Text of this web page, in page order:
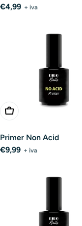
Prezzo
€4,99 + iva
Aggiungi Al Carrello
Primer Non Acid
Prezzo
€9,99 + iva